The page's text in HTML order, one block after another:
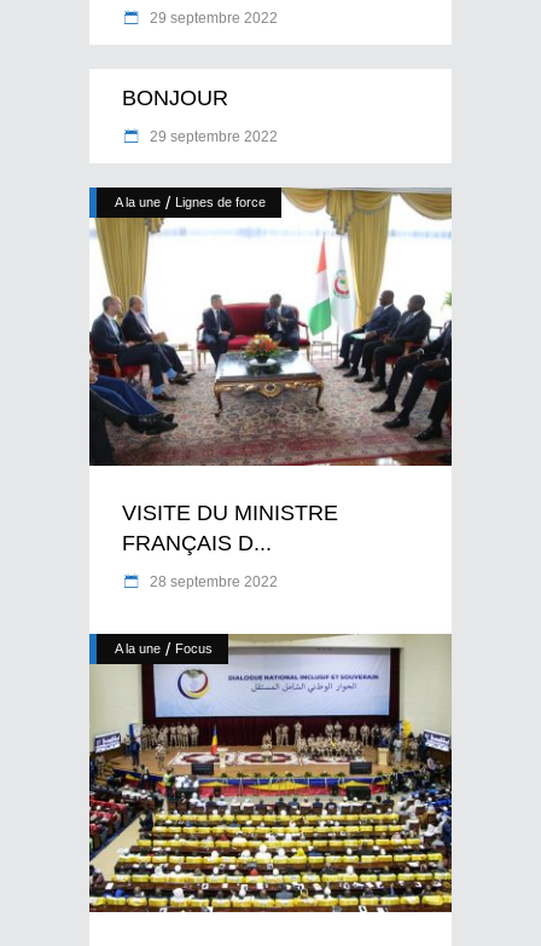
29 septembre 2022
BONJOUR
29 septembre 2022
A la une / Lignes de force
VISITE DU MINISTRE
FRANÇAIS D...
28 septembre 2022
A la une / Focus